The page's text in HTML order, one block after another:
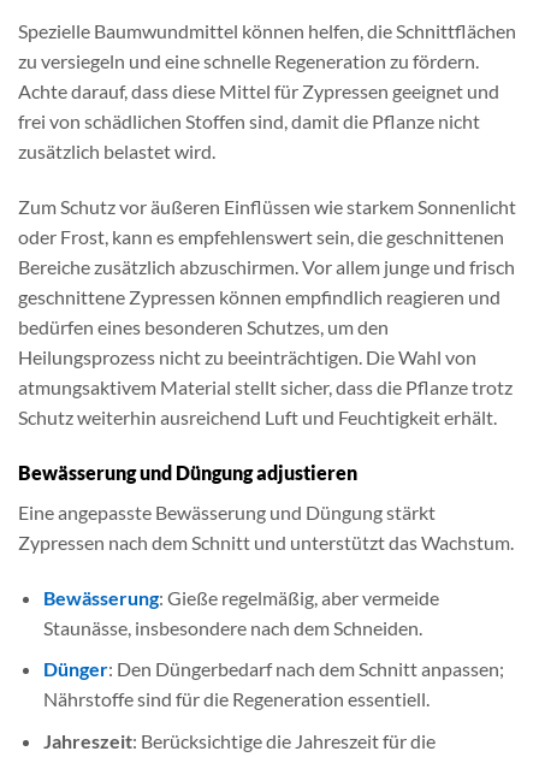
Spezielle Baumwundmittel können helfen, die Schnittflächen
zu versiegeln und eine schnelle Regeneration zu fördern.
Achte darauf, dass diese Mittel für Zypressen geeignet und
frei von schädlichen Stoffen sind, damit die Pflanze nicht
zusätzlich belastet wird.
Zum Schutz vor äußeren Einflüssen wie starkem Sonnenlicht
oder Frost, kann es empfehlenswert sein, die geschnittenen
Bereiche zusätzlich abzuschirmen. Vor allem junge und frisch
geschnittene Zypressen können empfindlich reagieren und
bedürfen eines besonderen Schutzes, um den
Heilungsprozess nicht zu beeinträchtigen. Die Wahl von
atmungsaktivem Material stellt sicher, dass die Pflanze trotz
Schutz weiterhin ausreichend Luft und Feuchtigkeit erhält.
Bewässerung und Düngung adjustieren
Eine angepasste Bewässerung und Düngung stärkt
Zypressen nach dem Schnitt und unterstützt das Wachstum.
Bewässerung: Gieße regelmäßig, aber vermeide
Staunässe, insbesondere nach dem Schneiden.
Dünger: Den Düngerbedarf nach dem Schnitt anpassen;
Nährstoffe sind für die Regeneration essentiell.
Jahreszeit: Berücksichtige die Jahreszeit für die